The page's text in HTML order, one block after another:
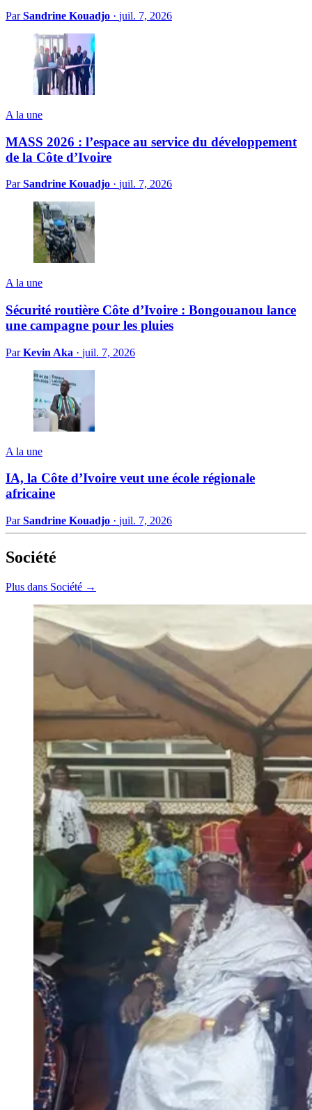
ParSandrine Kouadjo · juil. 7, 2026
A la une
MASS 2026 : l’espace au service du développement
de la Côte d’Ivoire
ParSandrine Kouadjo · juil. 7, 2026
A la une
Sécurité routière Côte d’Ivoire : Bongouanou lance
une campagne pour les pluies
ParKevin Aka · juil. 7, 2026
A la une
IA, la Côte d’Ivoire veut une école régionale
africaine
ParSandrine Kouadjo · juil. 7, 2026
Société
Plus dans Société →